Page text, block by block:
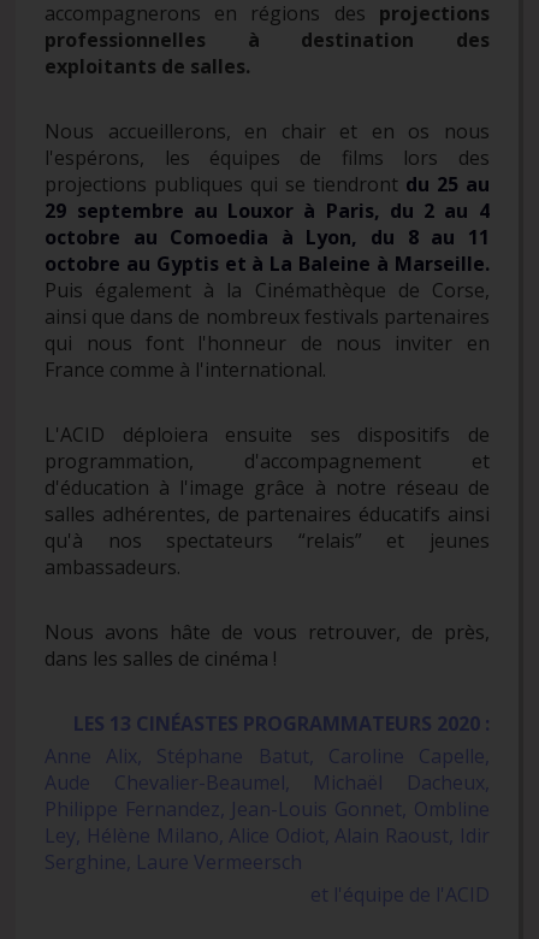
accompagnerons en régions des projections
professionnelles à destination des
exploitants de salles.
Nous accueillerons, en chair et en os nous
l'espérons, les équipes de films lors des
projections publiques qui se tiendront du 25 au
29 septembre au Louxor à Paris, du 2 au 4
octobre au Comoedia à Lyon, du 8 au 11
octobre au Gyptis et à La Baleine à Marseille.
Puis également à la Cinémathèque de Corse,
ainsi que dans de nombreux festivals partenaires
qui nous font l'honneur de nous inviter en
France comme à l'international.
L'ACID déploiera ensuite ses dispositifs de
programmation, d'accompagnement et
d'éducation à l'image grâce à notre réseau de
salles adhérentes, de partenaires éducatifs ainsi
qu'à nos spectateurs “relais” et jeunes
ambassadeurs.
Nous avons hâte de vous retrouver, de près,
dans les salles de cinéma !
LES 13 CINÉASTES PROGRAMMATEURS 2020 :
Anne Alix, Stéphane Batut, Caroline Capelle,
Aude Chevalier-Beaumel, Michaël Dacheux,
Philippe Fernandez, Jean-Louis Gonnet, Ombline
Ley, Hélène Milano, Alice Odiot, Alain Raoust, Idir
Serghine, Laure Vermeersch
et l'équipe de l'ACID